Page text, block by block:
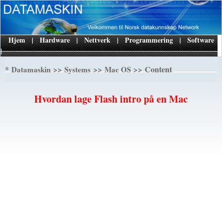
|
Hjem | Hardware | Nettverk | Programmering | Software
*Datamaskin>>Systems>>Mac OS>> Content
Hvordan lage Flash intro på en Mac